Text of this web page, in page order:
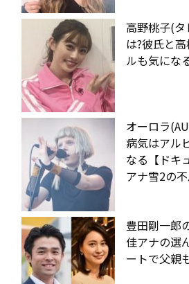
高野桃子(
は?彼氏と
ルも気にな
オーロラ
病気はアル
なる【ドキ
アナ雪2の
豊田剛一郎
佳アナの選
ートで父親